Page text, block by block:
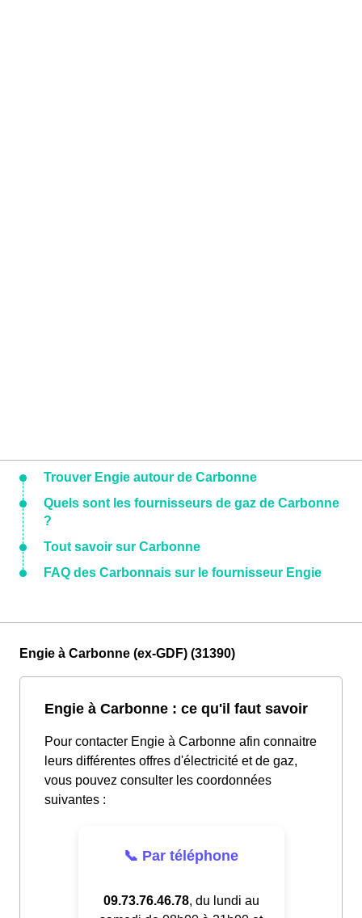
Trouver Engie autour de Carbonne
Quels sont les fournisseurs de gaz de Carbonne
?
Tout savoir sur Carbonne
FAQ des Carbonnais sur le fournisseur Engie
Engie à Carbonne (ex-GDF) (31390)
Engie à Carbonne : ce qu'il faut savoir
Pour contacter Engie à Carbonne afin connaitre
leurs différentes offres d'électricité et de gaz,
vous pouvez consulter les coordonnées
suivantes :
📞 Par téléphone
09.73.76.46.78, du lundi au